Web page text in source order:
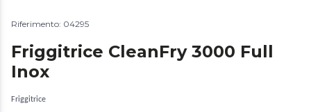
Riferimento: 04295
Friggitrice CleanFry 3000 Full
Inox
Friggitrice